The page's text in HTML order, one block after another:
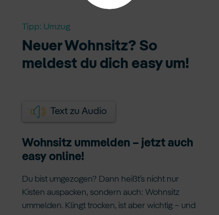
Tipp: Umzug
Neuer Wohnsitz? So
meldest du dich easy um!
Text zu Audio
Wohnsitz ummelden – jetzt auch
easy online!
Du bist umgezogen? Dann heißt’s nicht nur
Kisten auspacken, sondern auch: Wohnsitz
ummelden. Klingt trocken, ist aber wichtig – und